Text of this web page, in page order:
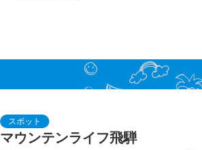
マウンテンライフ飛騨